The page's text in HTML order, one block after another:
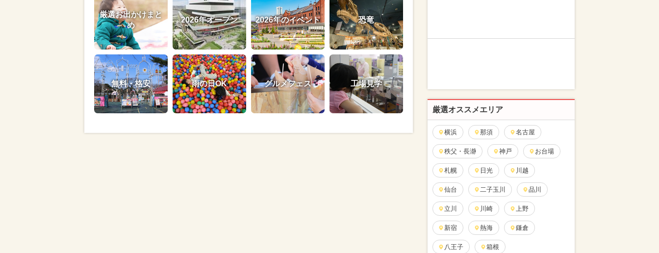
厳選お出かけまと
め
2026年オープン 2026年のイベント 恐竜
無料・格安 雨の日OK グルメフェス 工場見学
厳選オススメエリア
横浜 那須 名古屋
秩父・長瀞 神戸 お台場
札幌 日光 川越
仙台 二子玉川 品川
立川 川崎 上野
新宿 熱海 鎌倉
八王子 箱根